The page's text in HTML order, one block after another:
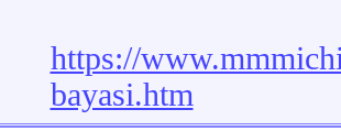
https://
bayasi.htm